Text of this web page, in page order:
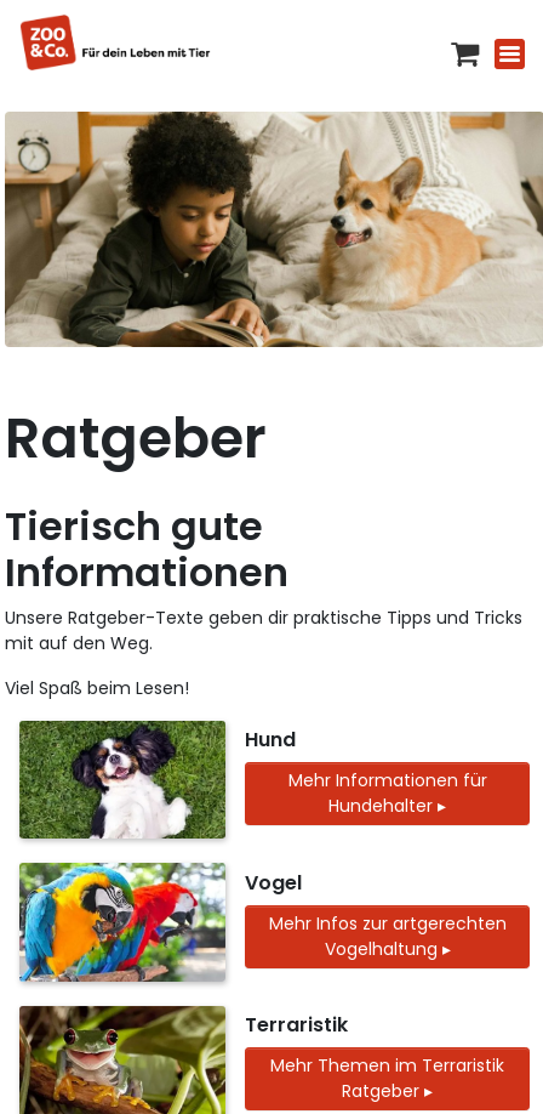
Ratgeber
Tierisch gute
Informationen
Unsere Ratgeber-Texte geben dir praktische Tipps und Tricks
mit auf den Weg.
Viel Spaß beim Lesen!
Hund
Mehr Informationen für
Hundehalter ▸
Vogel
Mehr Infos zur artgerechten
Vogelhaltung ▸
Terraristik
Mehr Themen im Terraristik
Ratgeber ▸